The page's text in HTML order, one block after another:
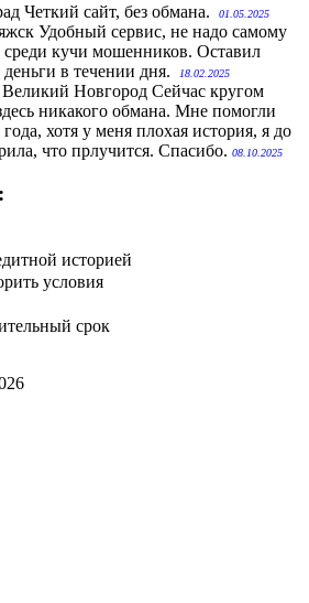
Четкий сайт, без обмана. 01.05.2025
Удобный сервис, не надо самому
среди кучи мошенников. Оставил
в течении дня.
18.02.2025
Великий Новгород Сейчас кругом
никакого обмана. Мне помогли
хотя у меня плохая история, я до
что прлучится. Спасибо. 08.10.2025
историей
условия
срок